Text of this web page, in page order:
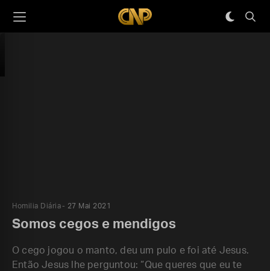
Homilia Diária 27 Mai 2021
Somos cegos e mendigos
O cego jogou o manto, deu um pulo e foi até Jesus.
Então Jesus lhe perguntou: “Que queres que eu te